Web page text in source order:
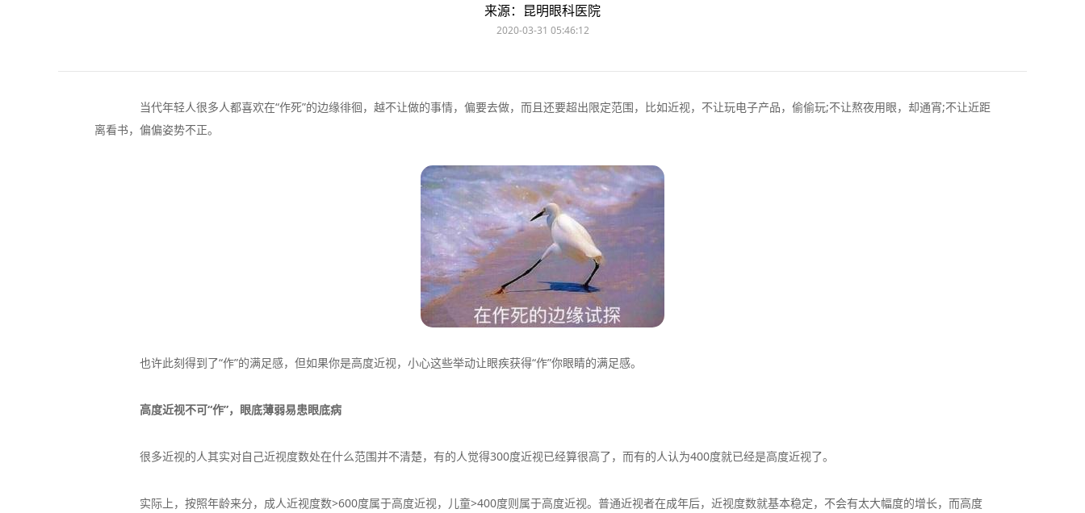
来源：昆明眼科医院
2020-03-31 05:46:12
当代年轻人很多人都喜欢在“作死”的边缘徘徊，越不让做的事情，偏要去做，而且还要超出限定范围，比如近视，不让玩电子产品，偷偷玩;不让熬夜用眼，却通宵;不让近距
离看书，偏偏姿势不正。
也许此刻得到了“作”的满足感，但如果你是高度近视，小心这些举动让眼疾获得“作”你眼睛的满足感。
高度近视不可“作”，眼底薄弱易患眼底病
很多近视的人其实对自己近视度数处在什么范围并不清楚，有的人觉得300度近视已经算很高了，而有的人认为400度就已经是高度近视了。
实际上，按照年龄来分，成人近视度数>600度属于高度近视，儿童>400度则属于高度近视。普通近视者在成年后，近视度数就基本稳定，不会有太大幅度的增长，而高度